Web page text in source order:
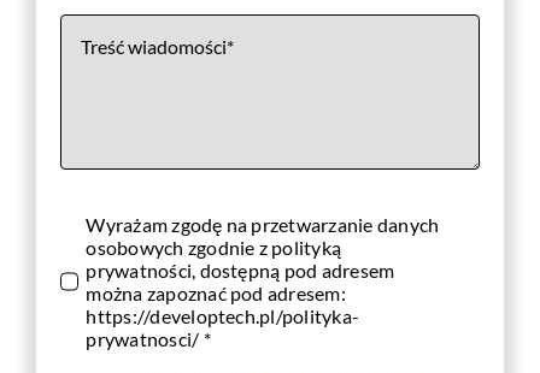
Wyrażam zgodę na przetwarzanie danych
osobowych zgodnie z polityką
prywatności, dostępną pod adresem
można zapoznać pod adresem:
https://developtech.pl/polityka-
prywatnosci/ *